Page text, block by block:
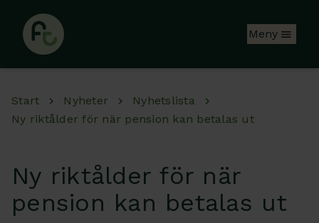
Meny
Start Nyheter
Nyhetslista
Ny riktålder för när pension kan betalas ut
Ny riktålder för när
pension kan betalas ut